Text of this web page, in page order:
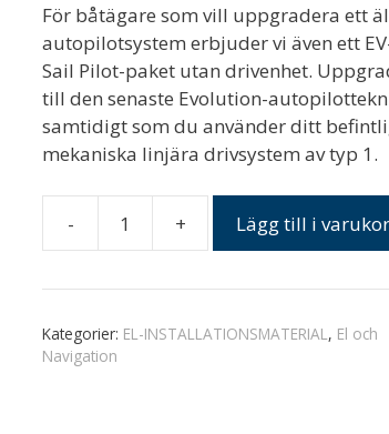
För båtägare som vill uppgradera ett
autopilotsystem erbjuder vi även ett
Sail Pilot-paket utan drivenhet.
till den senaste Evolution-
samtidigt som du använder ditt
mekaniska linjära drivsystem av typ 1.
-
RAYMARINE
200
mängd
+ Lägg till i
Kategorier: EL-INSTALLATIONSMATERIAL, El och
Navigation